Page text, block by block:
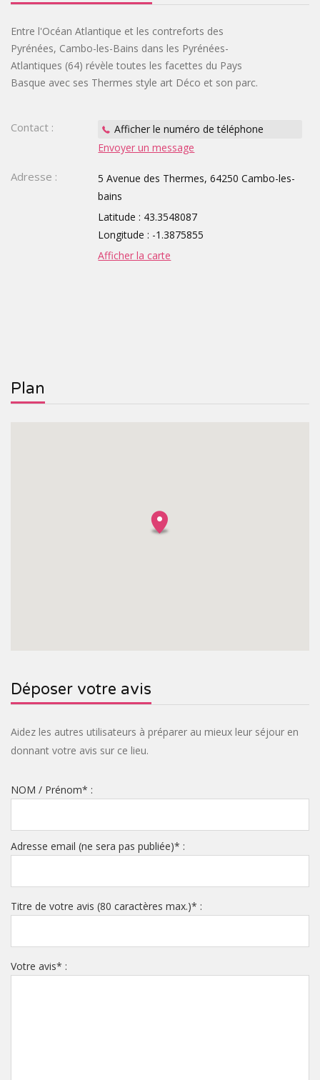
JARDINS
ÊTRE ACTIVITÉS
INSOLITE
CE,
Entre l'Océan Atlantique et les contreforts des
Pyrénées, Cambo-les-Bains dans les Pyrénées-
Atlantiques (64) révèle toutes les facettes du Pays
Basque avec ses Thermes style art Déco et son parc.
Contact :
Afficher le numéro de téléphone
Envoyer un message
Adresse :
5 Avenue des Thermes, 64250 Cambo-les-
bains
Latitude : 43.3548087
Longitude : -1.3875855
Afficher la carte
Plan
Déposer votre avis
Aidez les autres utilisateurs à préparer au mieux leur séjour en
donnant votre avis sur ce lieu.
NOM / Prénom* :
Adresse email (ne sera pas publiée)* :
Titre de votre avis (80 caractères max.)* :
Votre avis* :